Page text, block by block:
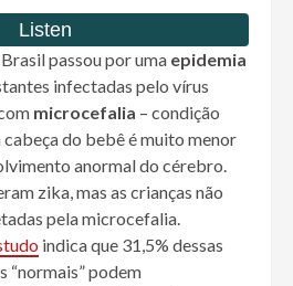
passou por uma epidemia
infectadas pelo vírus
microcefalia – condição
do bebê é muito menor
anormal do cérebro.
zika, mas as crianças não
pela microcefalia.
indica que 31,5% dessas
“normais” podem